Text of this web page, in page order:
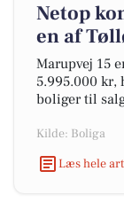
Netop
en af
Marupvej 15
5.995.000 kr,
boliger til
Kilde: Boliga
Læs hele